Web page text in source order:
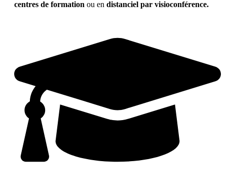
centres de formation ou en distanciel par visioconférence.